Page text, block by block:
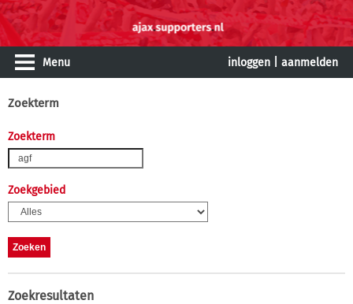
Menu inloggen aanmelden
Zoekterm
Zoekterm
Zoekgebied
Zoekresultaten